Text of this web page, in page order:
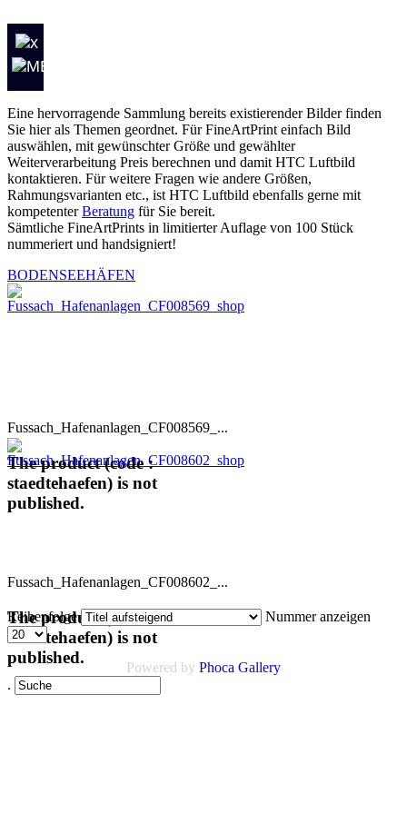
Eine hervorragende Sammlung bereits existierender Bilder finden
Sie hier als Themen geordnet. Für FineArtPrint einfach Bild
auswählen, mit gewünschter Größe und gewählter
Weiterverarbeitung Preis berechnen und damit HTC Luftbild
kontaktieren. Für weitere Fragen wie andere Größen,
Rahmungsvarianten etc., ist HTC Luftbild ebenfalls gerne mit
kompetenterBeratung für Sie bereit.
Sämtliche FineArtPrints in limitierter Auflage von 100 Stück
nummeriert und handsigniert!
BODENSEEHÄFEN
Fussach_Hafenanlagen_CF008569_...
The product (code :
staedtehaefen) is not
published.
Fussach_Hafenanlagen_CF008602_...
The product (code :
staedtehaefen) is not
published.
Reihenfolge Nummer anzeigen
Powered by Phoca Gallery
.